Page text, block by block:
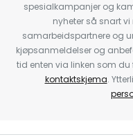
spesialkampanjer og
nyheter så snart
samarbeidspartnere og
kjøpsanmeldelser og
tid enten via linken som du
kontaktskjema.